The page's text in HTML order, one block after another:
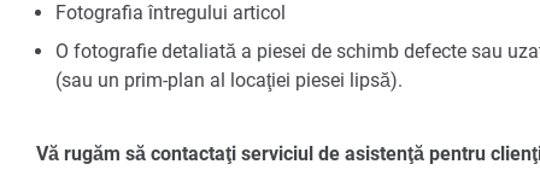
Fotografia întregului articol
O fotografie detaliată a piesei de schimb defecte sau
(sau un prim-plan al locaţiei piesei lipsă).
Vă rugăm să contactaţi serviciul de asistenţă pentru